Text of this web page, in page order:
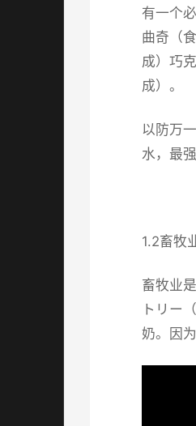
有一个
曲奇（
成）巧
成）。
以防万
水，最
1.2畜牧
畜牧业
トリー
奶。因